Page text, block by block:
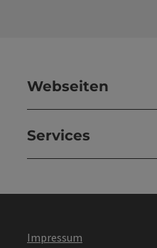
Webseiten
Services
Impressum